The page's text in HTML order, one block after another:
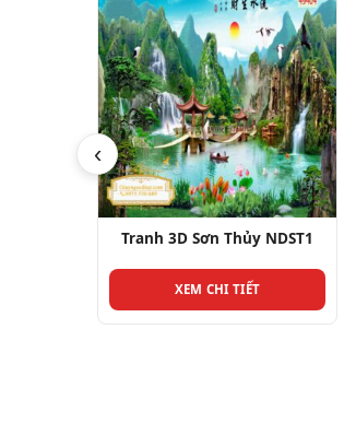
‹
Tranh 3D Sơn Thủy NDST1
XEM CHI TIẾT